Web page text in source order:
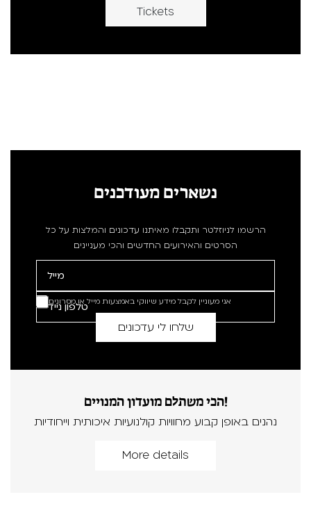
Tickets
נשארים מעודכנים
הרשמו לניוזלטר ותקבלו מאיתנו עדכונים והמלצות על כל
הסרטים והאירועים החדשים והכי מעניינים
אני מעוניין לקבל מידע שיווקי באמצעות מייל או מסרונים
הכי משתלם מועדון המנויים!
נהנים באופן קבוע מחוויות קולנועיות איכותית וייחודיות
More details